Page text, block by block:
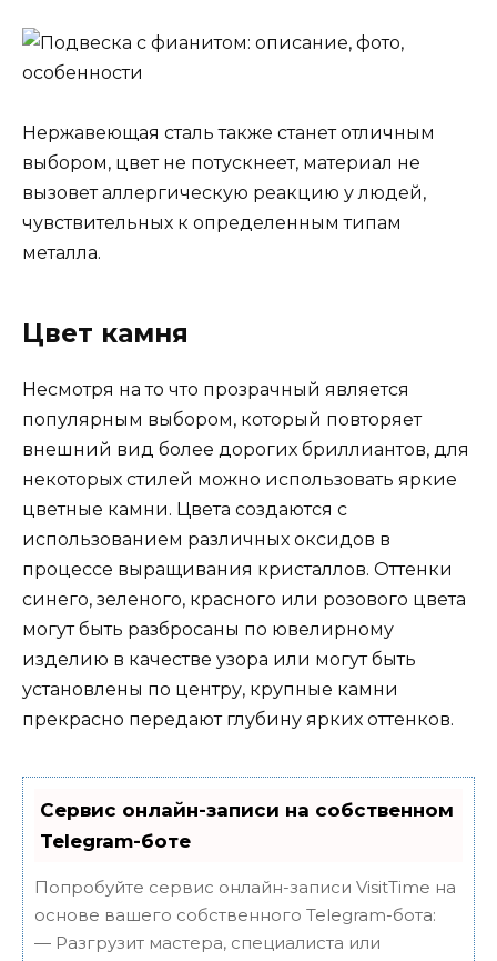
Нержавеющая сталь также станет отличным
выбором, цвет не потускнеет, материал не
вызовет аллергическую реакцию у людей,
чувствительных к определенным типам
металла.
Цвет камня
Несмотря на то что прозрачный является
популярным выбором, который повторяет
внешний вид более дорогих бриллиантов, для
некоторых стилей можно использовать яркие
цветные камни. Цвета создаются с
использованием различных оксидов в
процессе выращивания кристаллов. Оттенки
синего, зеленого, красного или розового цвета
могут быть разбросаны по ювелирному
изделию в качестве узора или могут быть
установлены по центру, крупные камни
прекрасно передают глубину ярких оттенков.
Сервис онлайн-записи на собственном
Telegram-боте
Попробуйте сервис онлайн-записи VisitTime на
основе вашего собственного Telegram-бота:
— Разгрузит мастера, специалиста или